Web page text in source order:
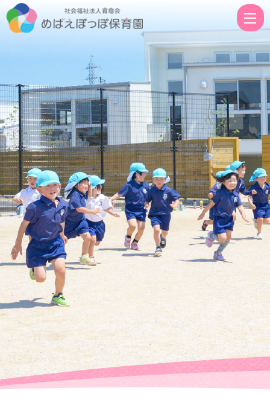
園
で
の
生
活
|
社
会
福
祉
法
人
育
会